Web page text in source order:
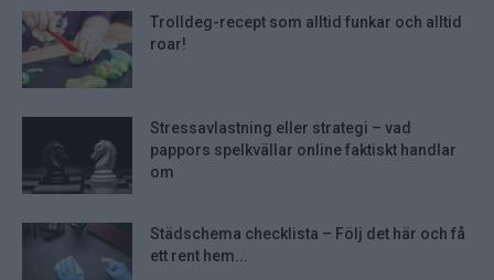
Trolldeg-recept som alltid funkar och alltid
roar!
Stressavlastning eller strategi – vad
pappors spelkvällar online faktiskt handlar
om
Städschema checklista – Följ det här och få
ett rent hem...